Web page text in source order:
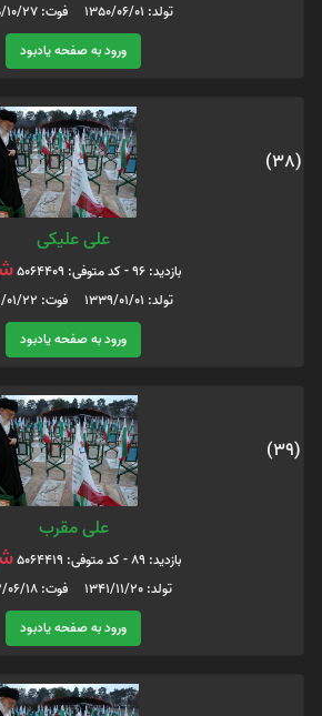
تولد: 1350/06/01 فوت: 1365/10/27
ورود به صفحه یادبود
(38)
علی علیکی
بازدید: 96 - کد متوفی: 5064409
تولد: 1339/01/01 فوت: 1362/01/22
ورود به صفحه یادبود
(39)
علی مقرب
بازدید: 89 - کد متوفی: 5064419
تولد: 1341/11/20 فوت: 1362/06/18
ورود به صفحه یادبود